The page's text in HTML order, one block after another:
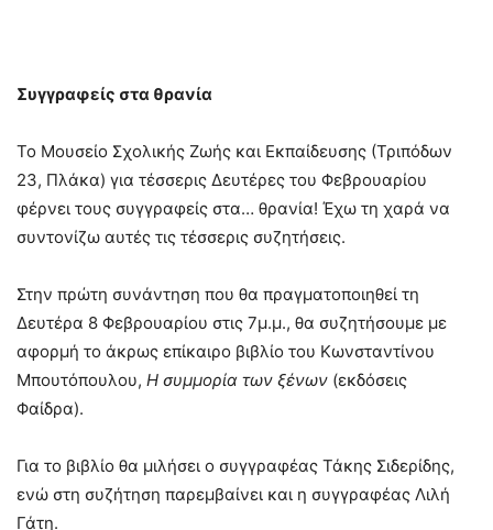
Συγγραφείς στα θρανία
Το Μουσείο Σχολικής Ζωής και Εκπαίδευσης (Τριπόδων
23, Πλάκα) για τέσσερις Δευτέρες του Φεβρουαρίου
φέρνει τους συγγραφείς στα… θρανία! Έχω τη χαρά να
συντονίζω αυτές τις τέσσερις συζητήσεις.
Στην πρώτη συνάντηση που θα πραγματοποιηθεί τη
Δευτέρα 8 Φεβρουαρίου στις 7μ.μ., θα συζητήσουμε με
αφορμή το άκρως επίκαιρο βιβλίο του Κωνσταντίνου
Μπουτόπουλου, Η συμμορία των ξένων (εκδόσεις
Φαίδρα).
Για το βιβλίο θα μιλήσει ο συγγραφέας Τάκης Σιδερίδης,
ενώ στη συζήτηση παρεμβαίνει και η συγγραφέας Λιλή
Γάτη.